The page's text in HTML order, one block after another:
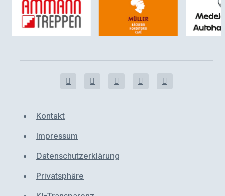
Kontakt
Impressum
Datenschutzerklärung
Privatsphäre